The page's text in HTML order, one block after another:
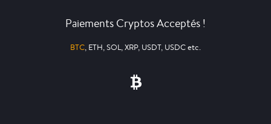
Paiements Cryptos Acceptés !
BTC, ETH, SOL, XRP, USDT, USDC etc.